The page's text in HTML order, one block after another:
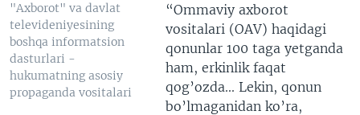
"Axborot" va davlat
televideniyesining
boshqa informatsion
dasturlari -
hukumatning asosiy
propaganda vositalari
“Ommaviy axborot
vositalari (OAV) haqidagi
qonunlar 100 taga yetganda
ham, erkinlik faqat
qog’ozda... Lekin, qonun
bo’lmaganidan ko’ra,